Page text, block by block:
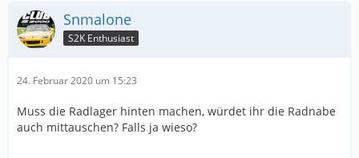
Snmalone
S2K Enthusiast
24. Februar 2020 um 15:23
Muss die Radlager hinten machen, würdet ihr die Radnabe
auch mittauschen? Falls ja wieso?